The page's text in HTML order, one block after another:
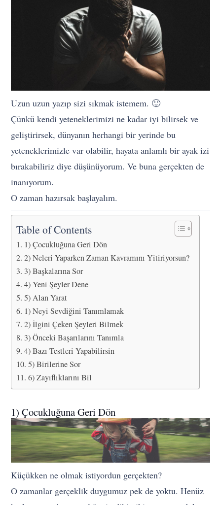
Uzun uzun yazıp sizi sıkmak istemem. 🙂
Çünkü kendi yeteneklerimizi ne kadar iyi bilirsek ve
geliştirirsek, dünyanın herhangi bir yerinde bu
yeteneklerimizle var olabilir, hayata anlamlı bir ayak izi
bırakabiliriz diye düşünüyorum. Ve buna gerçekten de
inanıyorum.
O zaman hazırsak başlayalım.
Table of Contents
1) Çocukluğuna Geri Dön
2) Neleri Yaparken Zaman Kavramını Yitiriyorsun?
3) Başkalarına Sor
4) Yeni Şeyler Dene
5) Alan Yarat
1) Neyi Sevdiğini Tanımlamak
2) İlgini Çeken Şeyleri Bilmek
3) Önceki Başarılarını Tanımla
4) Bazı Testleri Yapabilirsin
5) Birilerine Sor
6) Zayıflıklarını Bil
1) Çocukluğuna Geri Dön
Küçükken ne olmak istiyordun gerçekten?
O zamanlar gerçeklik duygumuz pek de yoktu. Henüz